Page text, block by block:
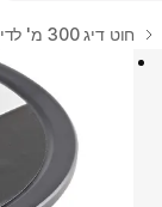
חוט דיג 300 מ' לדיג קרפיונים